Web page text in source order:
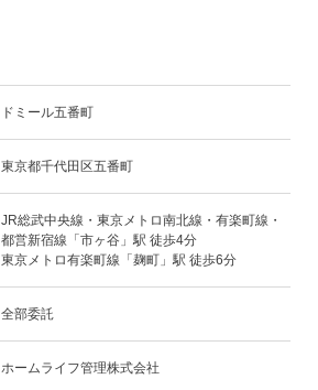
ドミール五番町
東京都千代田区五番町
JR総武中央線・東京メトロ南北線・有楽町線・
都営新宿線「市ヶ谷」駅 徒歩4分
東京メトロ有楽町線「麹町」駅 徒歩6分
全部委託
ホームライフ管理株式会社